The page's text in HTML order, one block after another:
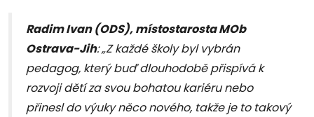
Radim Ivan (ODS), místostarosta MOb
Ostrava-Jih: „Z každé školy byl vybrán
pedagog, který buď dlouhodobě přispívá k
rozvoji dětí za svou bohatou kariéru nebo
přinesl do výuky něco nového, takže je to takový